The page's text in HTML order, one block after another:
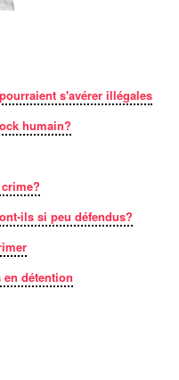
s'avérer illégales
humain?
ils si peu défendus?
en détention